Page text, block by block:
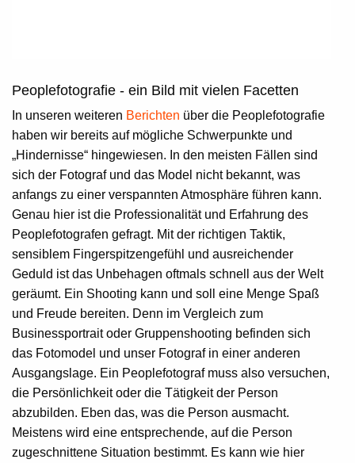
Peoplefotografie - ein Bild mit vielen Facetten
In unseren weiteren Berichten über die Peoplefotografie
haben wir bereits auf mögliche Schwerpunkte und
„Hindernisse“ hingewiesen. In den meisten Fällen sind
sich der Fotograf und das Model nicht bekannt, was
anfangs zu einer verspannten Atmosphäre führen kann.
Genau hier ist die Professionalität und Erfahrung des
Peoplefotografen gefragt. Mit der richtigen Taktik,
sensiblem Fingerspitzengefühl und ausreichender
Geduld ist das Unbehagen oftmals schnell aus der Welt
geräumt. Ein Shooting kann und soll eine Menge Spaß
und Freude bereiten. Denn im Vergleich zum
Businessportrait oder Gruppenshooting befinden sich
das Fotomodel und unser Fotograf in einer anderen
Ausgangslage. Ein Peoplefotograf muss also versuchen,
die Persönlichkeit oder die Tätigkeit der Person
abzubilden. Eben das, was die Person ausmacht.
Meistens wird eine entsprechende, auf die Person
zugeschnittene Situation bestimmt. Es kann wie hier